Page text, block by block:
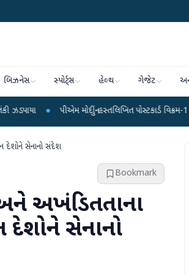
બિઝનેસ સ્પોર્ટ્સ હેલ્થ ગેજેટ
પીએમ મોદીનું હસ્તલિખિત પોસ્ટકાર્ડ વિક્રમ-1 રોકેટમાં
દેશોને સેનાનો સંદેશ
Bookmark
અખંડિતતાના
સેનાનો